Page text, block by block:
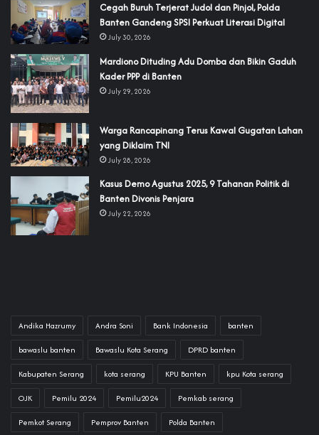
Cegah Buruh Terjerat Judol dan Pinjol, Polda
Banten Gandeng SPSI Perkuat Literasi Digital
July 30, 2026
‎Mardiono Dituding Adu Domba dan Bikin Gaduh
Kader PPP di Banten
July 29, 2026
‎Warga Rancapinang Terus Kawal Gugatan Lahan
yang Diklaim TNI‎‎
July 28, 2026
‎Kasus Demo Agustus 2025, 9 Tahanan Politik di
Banten Divonis Penjara
July 22, 2026
Andika Hazrumy Andra Soni Bank Indonesia banten
bawaslu banten Bawaslu Kota Serang DPRD banten
Kabupaten Serang kota serang KPU Banten kpu Kota serang
OJK Pemilu 2024 Pemilu2024 Pemkab serang
Pemkot Serang Pemprov Banten Polda Banten